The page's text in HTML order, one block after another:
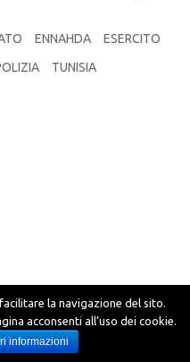
ENNAHDA
ESERCITO
TUNISIA
la navigazione del sito.
acconsenti all’uso dei cookie.
informazioni